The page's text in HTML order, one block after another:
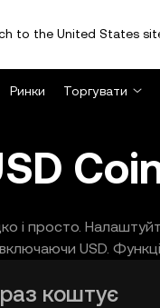
to the United States
Ринки Торгувати
і просто.
USD.
коштує